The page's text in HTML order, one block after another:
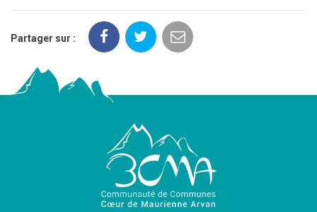
Partager sur :